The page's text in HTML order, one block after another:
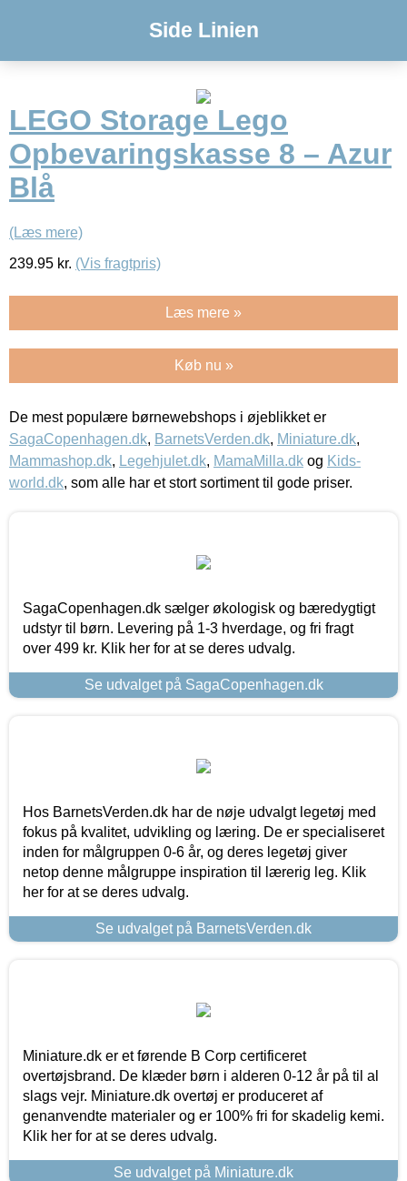
Side Linien
LEGO Storage Lego
Opbevaringskasse 8 – Azur
Blå
(Læs mere)
239.95 kr. (Vis fragtpris)
Læs mere »
Køb nu »
De mest populære børnewebshops i øjeblikket er
SagaCopenhagen.dk, BarnetsVerden.dk, Miniature.dk,
Mammashop.dk, Legehjulet.dk, MamaMilla.dk og Kids-
world.dk, som alle har et stort sortiment til gode priser.
SagaCopenhagen.dk sælger økologisk og bæredygtigt
udstyr til børn. Levering på 1-3 hverdage, og fri fragt
over 499 kr. Klik her for at se deres udvalg.
Se udvalget på SagaCopenhagen.dk
Hos BarnetsVerden.dk har de nøje udvalgt legetøj med
fokus på kvalitet, udvikling og læring. De er specialiseret
inden for målgruppen 0-6 år, og deres legetøj giver
netop denne målgruppe inspiration til lærerig leg. Klik
her for at se deres udvalg.
Se udvalget på BarnetsVerden.dk
Miniature.dk er et førende B Corp certificeret
overtøjsbrand. De klæder børn i alderen 0-12 år på til al
slags vejr. Miniature.dk overtøj er produceret af
genanvendte materialer og er 100% fri for skadelig kemi.
Klik her for at se deres udvalg.
Se udvalget på Miniature.dk